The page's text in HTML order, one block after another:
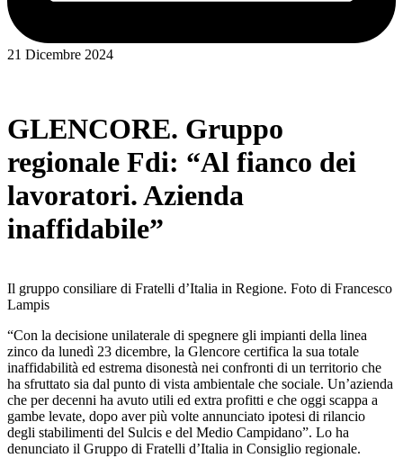
21 Dicembre 2024
GLENCORE. Gruppo
regionale Fdi: “Al fianco dei
lavoratori. Azienda
inaffidabile”
Il gruppo consiliare di Fratelli d’Italia in Regione. Foto di Francesco
Lampis
“Con la decisione unilaterale di spegnere gli impianti della linea
zinco da lunedì 23 dicembre, la Glencore certifica la sua totale
inaffidabilità ed estrema disonestà nei confronti di un territorio che
ha sfruttato sia dal punto di vista ambientale che sociale. Un’azienda
che per decenni ha avuto utili ed extra profitti e che oggi scappa a
gambe levate, dopo aver più volte annunciato ipotesi di rilancio
degli stabilimenti del Sulcis e del Medio Campidano”. Lo ha
denunciato il Gruppo di Fratelli d’Italia in Consiglio regionale.